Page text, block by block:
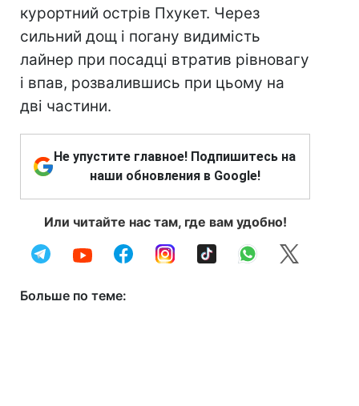
курортний острів Пхукет. Через
сильний дощ і погану видимість
лайнер при посадці втратив рівновагу
і впав, розвалившись при цьому на
дві частини.
Не упустите главное! Подпишитесь на
наши обновления в Google!
Или читайте нас там, где вам удобно!
Больше по теме: